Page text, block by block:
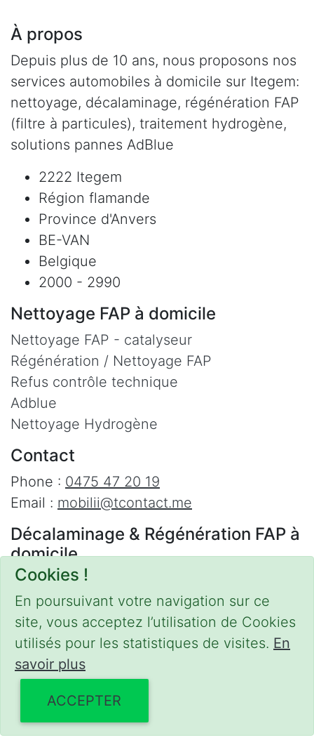
Cookies !
En poursuivant votre navigation sur ce
site, vous acceptez l’utilisation de Cookies
utilisés pour les statistiques de visites. En
savoir plus
ACCEPTER
À propos
Depuis plus de 10 ans, nous proposons nos
services automobiles à domicile sur Itegem:
nettoyage, décalaminage, régénération FAP
(filtre à particules), traitement hydrogène,
solutions pannes AdBlue
2222 Itegem
Région flamande
Province d'Anvers
BE-VAN
Belgique
2000 - 2990
Nettoyage FAP à domicile
Nettoyage FAP - catalyseur
Régénération / Nettoyage FAP
Refus contrôle technique
Adblue
Nettoyage Hydrogène
Contact
Phone : 0475 47 20 19
Email : mobilii@tcontact.me
Décalaminage & Régénération FAP à
domicile
Interventions urgentes sur la Belgique dans
les régions suivantes :
Bruxelles
, Brabant Wallon , Brabant Flamand
Hainaut ,Liège , Mons , Namur , Anvers ,
Limbourg,Flandre Occidentale
Orientale,Province du Luxembourg